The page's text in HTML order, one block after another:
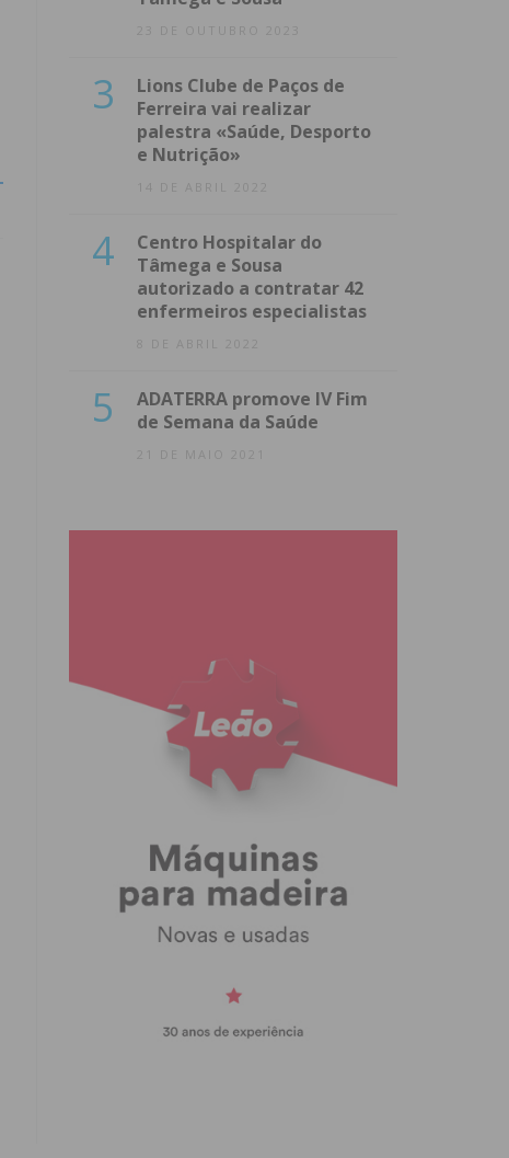
23 DE OUTUBRO 2023
3
Lions Clube de Paços de
Ferreira vai realizar
palestra «Saúde, Desporto
e Nutrição»
14 DE ABRIL 2022
4
Centro Hospitalar do
Tâmega e Sousa
autorizado a contratar 42
enfermeiros especialistas
8 DE ABRIL 2022
5
ADATERRA promove IV Fim
de Semana da Saúde
21 DE MAIO 2021